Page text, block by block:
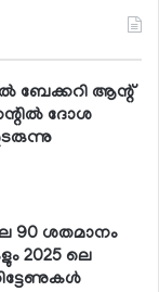
ബേക്കറി ആന്റ്
ദോശ
90 ശതമാനം
2025 ലെ